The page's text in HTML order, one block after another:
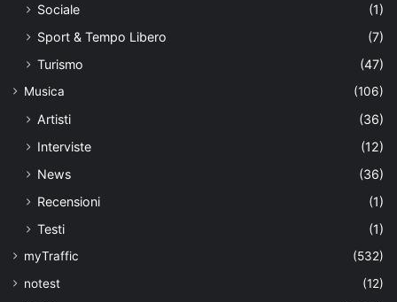
Sociale
(1)
Sport & Tempo Libero
(7)
Turismo
(47)
Musica (106)
Artisti
(36)
Interviste
(12)
News
(36)
Recensioni
(1)
Testi
(1)
myTraffic
(532)
notest
(12)